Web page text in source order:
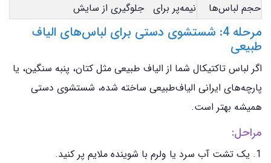
حجم لباس‌ها
نیمه‌پر برای جلوگیری از سایش
مرحله 4: شستشوی دستی برای لباس‌های الیاف
طبیعی
اگر لباس تاکتیکال شما از الیاف طبیعی مثل کتان، پنبه سنگین، یا
پارچه‌های ایرانی الیاف‌طبیعی ساخته شده، شستشوی دستی
همیشه بهتر است.
مراحل:
یک تشت آب سرد یا ولرم با شوینده ملایم پر کنید.